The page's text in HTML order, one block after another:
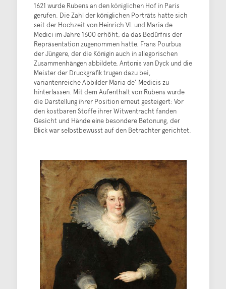
1621 wurde Rubens an den königlichen Hof in Paris
gerufen. Die Zahl der königlichen Porträts hatte sich
seit der Hochzeit von Heinrich VI. und Maria de
Medici im Jahre 1600 erhöht, da das Bedürfnis der
Repräsentation zugenommen hatte. Frans Pourbus
der Jüngere, der die Königin auch in allegorischen
Zusammenhängen abbildete, Antonis van Dyck und die
Meister der Druckgrafik trugen dazu bei,
variantenreiche Abbilder Maria de' Medicis zu
hinterlassen. Mit dem Aufenthalt von Rubens wurde
die Darstellung ihrer Position erneut gesteigert: Vor
den kostbaren Stoffe ihrer Witwentracht fanden
Gesicht und Hände eine besondere Betonung, der
Blick war selbstbewusst auf den Betrachter gerichtet.